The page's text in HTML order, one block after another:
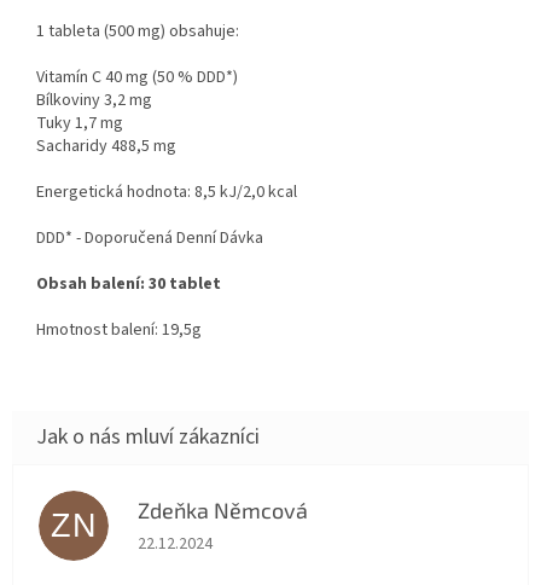
1 tableta (500 mg) obsahuje:
Vitamín C 40 mg (50 % DDD*)
Bílkoviny 3,2 mg
Tuky 1,7 mg
Sacharidy 488,5 mg
Energetická hodnota: 8,5 kJ/2,0 kcal
DDD* - Doporučená Denní Dávka
Obsah balení: 30 tablet
Hmotnost balení: 19,5g
ZN Zdeňka Němcová
Hodnocení obchodu je 5 z 5 hvězdiček.
22.12.2024